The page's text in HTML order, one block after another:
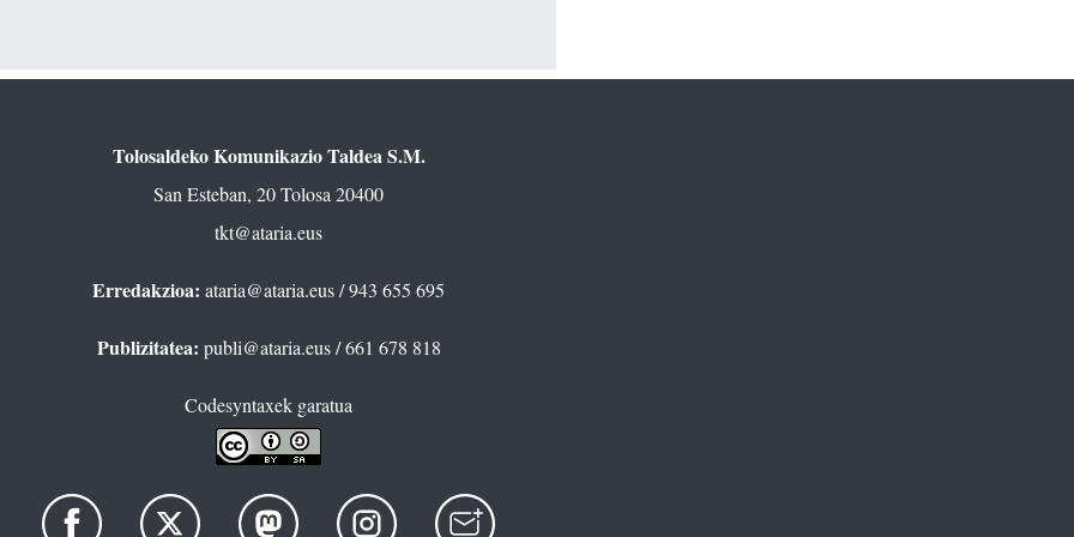
Tolosaldeko Komunikazio Taldea S.M.
San Esteban, 20 Tolosa 20400
tkt@ataria.eus
Erredakzioa: ataria@ataria.eus/ 943 655 695
Publizitatea: publi@ataria.eus/ 661 678 818
Codesyntaxek garatua